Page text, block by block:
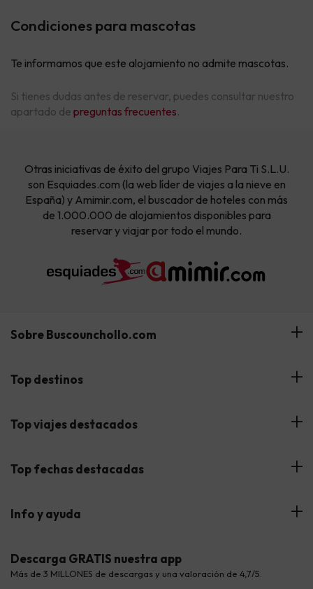
Condiciones para mascotas
Te informamos que este alojamiento no admite mascotas.
Si tienes dudas antes de reservar, puedes consultar nuestro
apartado de preguntas frecuentes.
Otras iniciativas de éxito del grupo Viajes Para Ti S.L.U.
son Esquiades.com (la web líder de viajes a la nieve en
España) y Amimir.com, el buscador de hoteles con más
de 1.000.000 de alojamientos disponibles para
reservar y viajar por todo el mundo.
Sobre Buscounchollo.com
¿Quiénes somos?
Buscounchollo en los medios
Proveedores
Viajes para grupos
Top destinos
Hoteles Andalucía
Hoteles Cataluña
Hoteles Galicia
Top viajes destacados
Viajes con Niños
Viajes de Novios
Chollos con Todo Incluido
Top fechas destacadas
Verano
Vacaciones en Agosto
Info y ayuda
Contáctanos
Preguntas frecuentes
Descarga GRATIS nuestra app
Más de 3 MILLONES de descargas y una valoración de 4,7/5.